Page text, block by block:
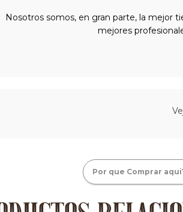
Nosotros somos, en gran parte, la mejor
mejores
Por que Comprar